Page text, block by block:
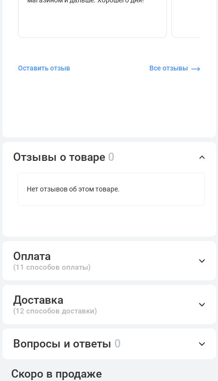
Оставить отзыв Все отзывы
Отзывы о товаре 0
Нет отзывов об этом товаре.
Оплата
(11 способов оплаты)
Доставка
(12 способов доставки)
Вопросы и ответы 0
Скоро в продаже